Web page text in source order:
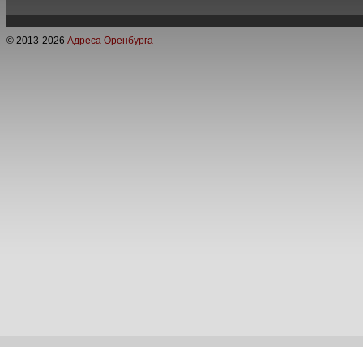
© 2013-2026 Адреса Оренбурга